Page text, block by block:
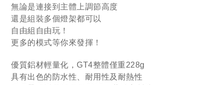
無論是連接到主體上調節高度
還是組裝多個燈架都可以
自由組自由玩！
更多的模式等你來發揮 ！
優質鋁材輕量化，GT4整體僅重228g
具有出色的防水性、耐用性及耐熱性